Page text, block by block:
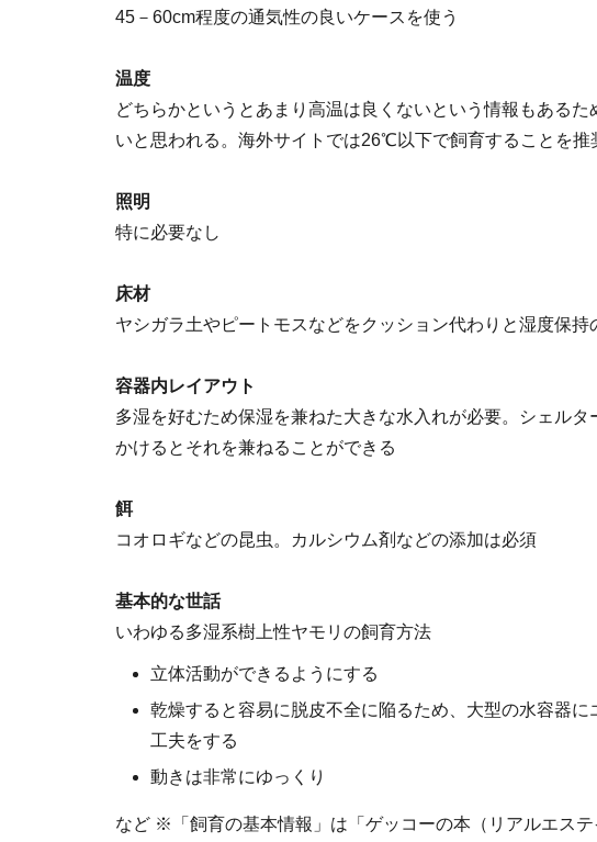
45－60cm程度の通気性の良いケースを使う
温度
どちらかというとあまり高温は良くないという情報もある
いと思われる。海外サイトでは26℃以下で飼育することを推
照明
特に必要なし
床材
ヤシガラ土やピートモスなどをクッション代わりと湿度保持
容器内レイアウト
多湿を好むため保湿を兼ねた大きな水入れが必要。シェル
かけるとそれを兼ねることができる
餌
コオロギなどの昆虫。カルシウム剤などの添加は必須
基本的な世話
いわゆる多湿系樹上性ヤモリの飼育方法
立体活動ができるようにする
乾燥すると容易に脱皮不全に陥るため、大型の水容器
工夫をする
動きは非常にゆっくり
など ※「飼育の基本情報」は「ゲッコーの本（リアルエス